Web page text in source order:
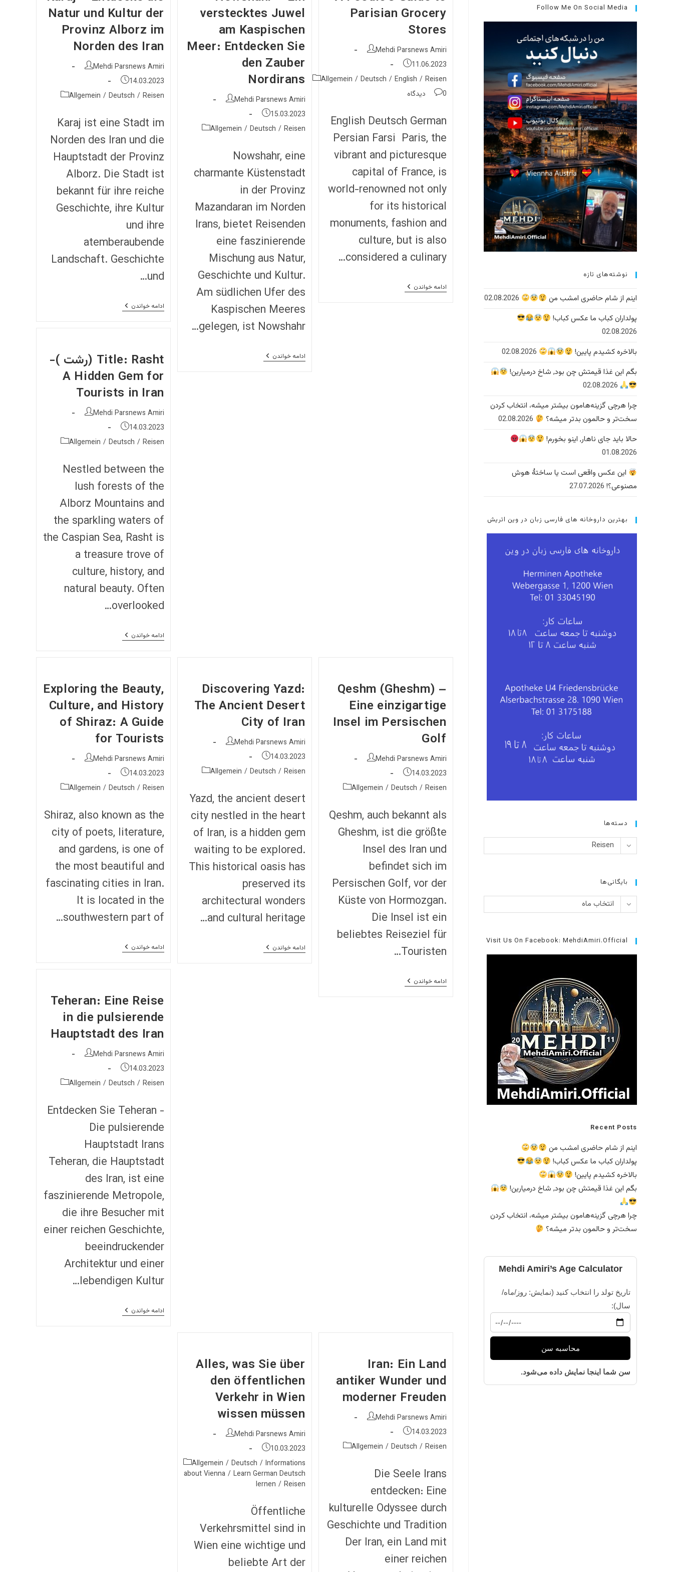
تغییر
Parisian Grocery
Stores
نویسندهٔ
نوشته:
Mehdi Parsnews Amiri
نوشته
منتشر
شده
است:
11.06.2023
دسته‌
نوشته:
Allgemein / Deutsch / English / Reisen
نظرات
0 دیدگاه
English Deutsch German
Persian Farsi Paris, the
vibrant and picturesque
capital of France, is
world-renowned not only
for its historical
monuments, fashion and
culture, but is also
considered a culinary…
ادامه خواندن A
Foodie’s
verstecktes Juwel
am Kaspischen
Meer: Entdecken Sie
den Zauber
Nordirans
نویسندهٔ
نوشته:
Mehdi Parsnews Amiri
نوشته
منتشر
شده
15.03.2023
دسته‌
Allgemein / Deutsch / Reisen
Nowshahr, eine
charmante Küstenstadt
in der Provinz
Mazandaran im Norden
Irans, bietet Reisenden
eine faszinierende
Mischung aus Natur,
Geschichte und Kultur.
Am südlichen Ufer des
Kaspischen Meeres
gelegen, ist Nowshahr…
ادامه خواندن Nowshahr
–
Natur und Kultur der
Provinz Alborz im
Norden des Iran
نویسندهٔ
نوشته:
Mehdi Parsnews Amiri
نوشته
منتشر
شده
14.03.2023
دسته‌
Allgemein / Deutsch / Reisen
Karaj ist eine Stadt im
Norden des Iran und die
Hauptstadt der Provinz
Alborz. Die Stadt ist
bekannt für ihre reiche
Geschichte, ihre Kultur
und ihre
atemberaubende
Landschaft. Geschichte
und…
ادامه خواندن Karaj
–
Kultur
Der
Provinz
Alborz
Im
Norden
Iran
Title: Rasht (رشت )-
A Hidden Gem for
Tourists in Iran
نویسندهٔ
نوشته:
Mehdi Parsnews Amiri
نوشته
منتشر
شده
14.03.2023
دسته‌
Allgemein / Deutsch / Reisen
Nestled between the
lush forests of the
Alborz Mountains and
the sparkling waters of
the Caspian Sea, Rasht is
a treasure trove of
culture, history, and
natural beauty. Often
overlooked…
ادامه خواندن Title:
Rasht
Gem
For
Tourists
In
Iran
Qeshm (Gheshm) –
Eine einzigartige
Insel im Persischen
Golf
نویسندهٔ
نوشته:
Mehdi Parsnews Amiri
نوشته
منتشر
شده
14.03.2023
دسته‌
Allgemein / Deutsch / Reisen
Qeshm, auch bekannt als
Gheshm, ist die größte
Insel des Iran und
befindet sich im
Persischen Golf, vor der
Küste von Hormozgan.
Die Insel ist ein
beliebtes Reiseziel für
Touristen…
ادامه خواندن Qeshm
(Gheshm)
Discovering Yazd:
The Ancient Desert
City of Iran
نویسندهٔ
نوشته:
Mehdi Parsnews Amiri
نوشته
منتشر
شده
14.03.2023
دسته‌
Allgemein / Deutsch / Reisen
Yazd, the ancient desert
city nestled in the heart
of Iran, is a hidden gem
waiting to be explored.
This historical oasis has
preserved its
architectural wonders
and cultural heritage…
ادامه خواندن Discovering
Yazd:
Exploring the Beauty,
Culture, and History
of Shiraz: A Guide
for Tourists
نویسندهٔ
نوشته:
Mehdi Parsnews Amiri
نوشته
منتشر
شده
14.03.2023
دسته‌
Allgemein / Deutsch / Reisen
Shiraz, also known as the
city of poets, literature,
and gardens, is one of
the most beautiful and
fascinating cities in Iran.
It is located in the
southwestern part of…
ادامه خواندن Exploring
The
Of
Shiraz:
Guide
For
Tourists
Teheran: Eine Reise
in die pulsierende
Hauptstadt des Iran
نویسندهٔ
نوشته:
Mehdi Parsnews Amiri
نوشته
منتشر
شده
14.03.2023
دسته‌
Allgemein / Deutsch / Reisen
Entdecken Sie Teheran -
Die pulsierende
Hauptstadt Irans
Teheran, die Hauptstadt
des Iran, ist eine
faszinierende Metropole,
die ihre Besucher mit
einer reichen Geschichte,
beeindruckender
Architektur und einer
lebendigen Kultur…
ادامه خواندن Teheran:
Eine
Iran: Ein Land
antiker Wunder und
moderner Freuden
نویسندهٔ
نوشته:
Mehdi Parsnews Amiri
نوشته
منتشر
شده
14.03.2023
دسته‌
Allgemein / Deutsch / Reisen
Die Seele Irans
entdecken: Eine
kulturelle Odyssee durch
Geschichte und Tradition
Der Iran, ein Land mit
einer reichen
Alles, was Sie über
den öffentlichen
Verkehr in Wien
wissen müssen
نویسندهٔ
نوشته:
Mehdi Parsnews Amiri
نوشته
منتشر
شده
است:
10.03.2023
دسته‌
نوشته:
Allgemein / Deutsch / Informations
about Vienna / Learn German Deutsch
lernen / Reisen
Öffentliche
Verkehrsmittel sind in
Wien eine wichtige und
beliebte Art der
کلید
دهید.
Follow Me On Social Media
نوشته‌های تازه
اینم از شام حاضری امشب من
02.08.2026
پولداران کباب ما عکس کباب!
02.08.2026
بالاخره کشیدم پایین!
02.08.2026
بگم این غذا قیمتش چن بود, شاخ درمیارین!
02.08.2026
چرا هرچی گزینه‌هامون بیشتر میشه، انتخاب کردن
سخت‌تر و حالمون بدتر میشه؟
02.08.2026
حالا باید جای ناهار, اینو بخورم!
01.08.2026
این عکس واقعی است یا ساختهٔ هوش
مصنوعی؟! 27.07.2026
بهترین داروخانه های فارسی زبان در وین اتریش
دسته‌ها
دسته‌ها Reisen
بایگانی‌ها
بایگانی‌هاانتخاب ماه
Visit Us On Facebook: MehdiAmiri.Official
Recent Posts
اینم از شام حاضری امشب من
پولداران کباب ما عکس کباب!
بالاخره کشیدم پایین!
بگم این غذا قیمتش چن بود, شاخ درمیارین!
چرا هرچی گزینه‌هامون بیشتر میشه، انتخاب کردن
سخت‌تر و حالمون بدتر میشه؟
Mehdi Amiri’s Age Calculator
تاریخ تولد را انتخاب کنید (نمایش: روز/ماه/
سال):
محاسبه سن
سن شما اینجا نمایش داده می‌شود.